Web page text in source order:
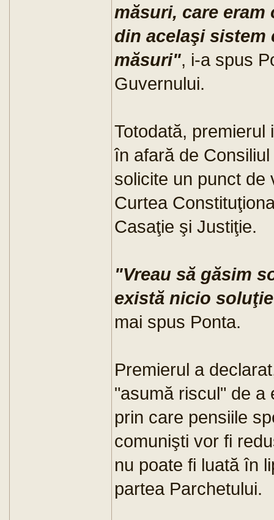
măsuri, care
din acelaşi sistem
măsuri", i-a spus
Guvernului.
Totodată, premierul
în afară de
solicite un punct de
Curtea
Casaţie şi Justiţie.
"Vreau să găsim
există nicio
mai spus Ponta.
Premierul a
"asumă riscul" de a
prin care pensiile
comunişti vor fi
nu poate fi luată în
partea Parchetului.